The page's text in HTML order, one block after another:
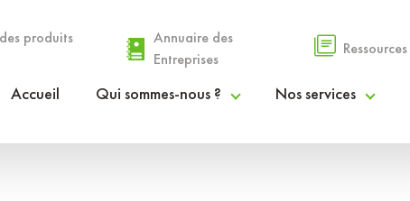
produits
Annuaire des
Entreprises
Ressources
Accueil Qui sommes-nous ?
Le PETR
Nos services
Espace Agri’Alim